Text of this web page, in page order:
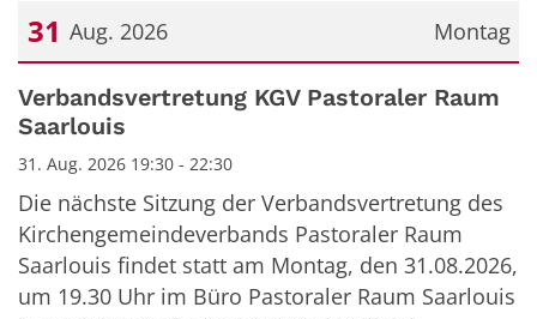
Montag
31 Aug. 2026
Datum: 31. August 2026
Verbandsvertretung KGV Pastoraler Raum
Saarlouis
31. Aug. 2026 19:30 - 22:30
Die nächste Sitzung der Verbandsvertretung des
Kirchengemeindeverbands Pastoraler Raum
Saarlouis findet statt am Montag, den 31.08.2026,
um 19.30 Uhr im Büro Pastoraler Raum Saarlouis